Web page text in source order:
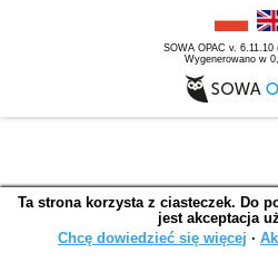
SOWA OPAC v. 6.11.10
Wygenerowano w
Ta strona korzysta z ciasteczek. Do
jest akceptacja
Chcę dowiedzieć się więcej ∙